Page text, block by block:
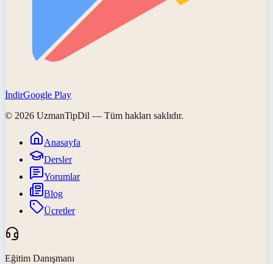
İndirGoogle Play
© 2026 UzmanTipDil — Tüm hakları saklıdır.
Anasayfa
Dersler
Yorumlar
Blog
Ücretler
Eğitim Danışmanı